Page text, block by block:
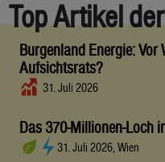
Top Artikel
Burgenland Energie: Vor
Aufsichtsrats?
31. Juli 2026
Das 370-Millionen-Loch
31. Juli 2026, Wien